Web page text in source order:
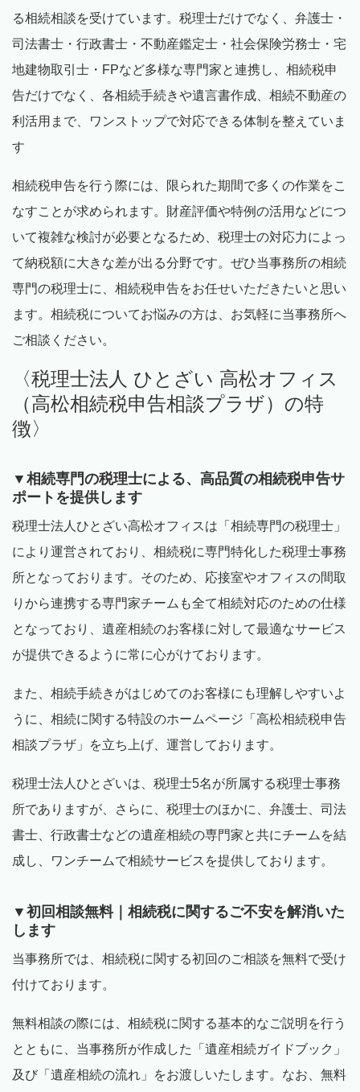
る相続相談を受けています。税理士だけでなく、弁護士・
司法書士・行政書士・不動産鑑定士・社会保険労務士・宅
地建物取引士・ FPなど多様な専門家と連携し、相続税申
告だけでなく、各相続手続きや遺言書作成、相続不動産の
利活用まで、ワンストップで対応できる体制を整えていま
す
相続税申告を行う際には、限られた期間で多くの作業をこ
なすことが求められます。財産評価や特例の活用などにつ
いて複雑な検討が必要となるため、税理士の対応力によっ
て納税額に大きな差が出る分野です。ぜひ当事務所の相続
専門の税理士に、相続税申告をお任せいただきたいと思い
ます。相続税についてお悩みの方は、お気軽に当事務所へ
ご相談ください。
〈税理士法人 ひとざい 高松オフィス
（高松相続税申告相談プラザ）の特
徴〉
▼相続専門の税理士による、高品質の相続税申告サ
ポートを提供します
税理士法人ひとざい高松オフィスは「相続専門の税理士」
により運営されており、相続税に専門特化した税理士事務
所となっております。そのため、応接室やオフィスの間取
りから連携する専門家チームも全て相続対応のための仕様
となっており、遺産相続のお客様に対して最適なサービス
が提供できるように常に心がけております。
また、相続手続きがはじめてのお客様にも理解しやすいよ
うに、相続に関する特設のホームページ「高松相続税申告
相談プラザ」を立ち上げ、運営しております。
税理士法人ひとざいは、税理士5名が所属する税理士事務
所でありますが、さらに、税理士のほかに、弁護士、司法
書士、行政書士などの遺産相続の専門家と共にチームを結
成し、ワンチームで相続サービスを提供しております。
▼初回相談無料｜相続税に関するご不安を解消いた
します
当事務所では、相続税に関する初回のご相談を無料で受け
付けております。
無料相談の際には、相続税に関する基本的なご説明を行う
とともに、当事務所が作成した「遺産相続ガイドブック」
及び「遺産相続の流れ」をお渡しいたします。なお、無料